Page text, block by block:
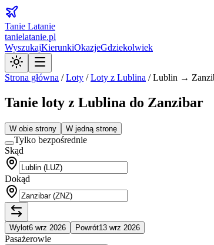
Tanie Latanie
tanielatanie.pl
WyszukajKierunkiOkazjeGdziekolwiek
Strona główna /Loty /Loty z Lublina /Lublin →
Tanie loty z Lublina do Zanzibar
W obie strony W jedną stronę
Tylko bezpośrednie
Skąd
Dokąd
Wylot6 wrz 2026 Powrót13 wrz 2026
Pasażerowie